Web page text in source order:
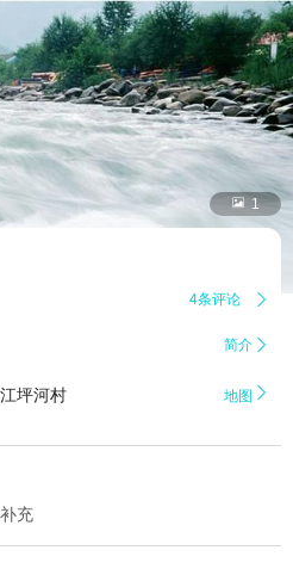
 1
4条评论 
简介 
坪河村 地图 
充